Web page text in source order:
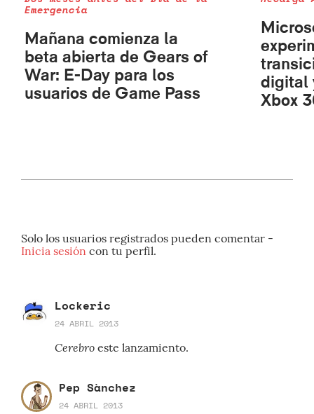
Emergencia
Mañana comienza la
beta abierta de Gears of
War: E-Day para los
usuarios de Game Pass
digital
Xbox
Solo los usuarios registrados pueden comentar -
Inicia sesión con tu perfil.
Lockeric
24 ABRIL 2013
Cerebro este lanzamiento.
Pep Sànchez
24 ABRIL 2013